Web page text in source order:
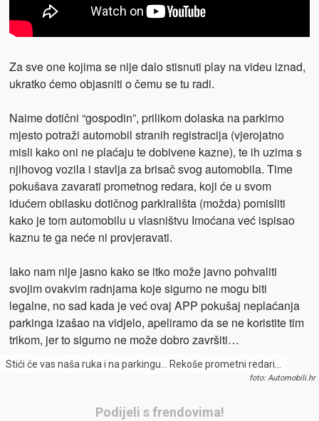
Za sve one kojima se nije dalo stisnuti play na videu iznad,
ukratko ćemo objasniti o čemu se tu radi.
Naime dotični “gospodin”, prilikom dolaska na parkirno
mjesto potraži automobil stranih registracija (vjerojatno
misli kako oni ne plaćaju te dobivene kazne), te ih uzima s
njihovog vozila i stavlja za brisač svog automobila. Time
pokušava zavarati prometnog redara, koji će u svom
idućem obilasku dotičnog parkirališta (možda) pomisliti
kako je tom automobilu u vlasništvu Imoćana već ispisao
kaznu te ga neće ni provjeravati.
Iako nam nije jasno kako se itko može javno pohvaliti
svojim ovakvim radnjama koje sigurno ne mogu biti
legalne, no sad kada je već ovaj APP pokušaj neplaćanja
parkinga izašao na vidjelo, apeliramo da se ne koristite tim
trikom, jer to sigurno ne može dobro završiti…
Stići će vas naša ruka i na parkingu… Rekoše prometni redari…
foto: Automobili.hr
Podijeli s frendovima!